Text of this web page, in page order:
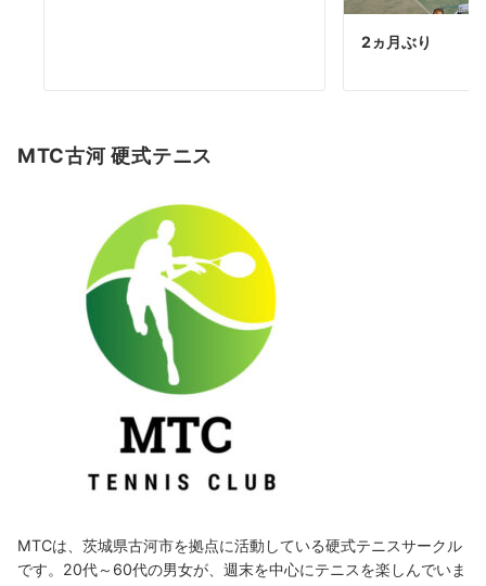
2ヵ月ぶり
MTC古河 硬式テニス
MTCは、茨城県古河市を拠点に活動している硬式テニスサークル
です。20代～60代の男女が、週末を中心にテニスを楽しんでいま